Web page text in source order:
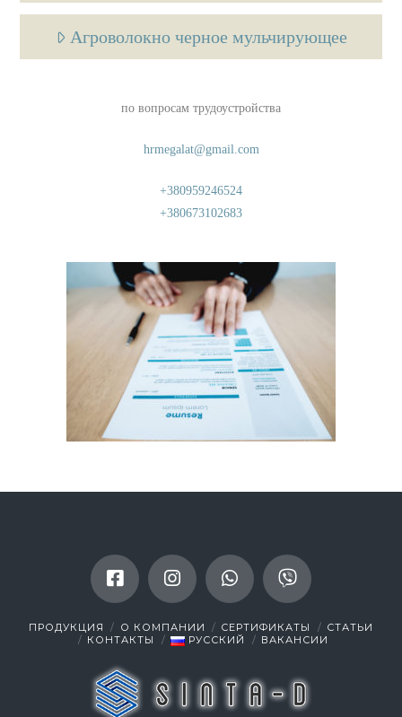
Агроволокно черное мульчирующее
по вопросам трудоустройства
hrmegalat@gmail.com
+380959246524
+380673102683
ПРОДУКЦИЯ О КОМПАНИИ СЕРТИФИКАТЫ
СТАТЬИ
КОНТАКТЫ
РУССКИЙ ВАКАНСИИ